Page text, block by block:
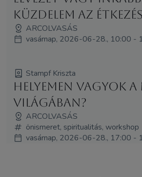
küzdelem az
ARCOLVASÁS
vasárnap, 2026-06-28., 10:00 -
Stampf Kriszta
Helyemen vagyok
világában?
ARCOLVASÁS
önismeret, spiritualitás, workshop
vasárnap, 2026-06-28., 17:00 -